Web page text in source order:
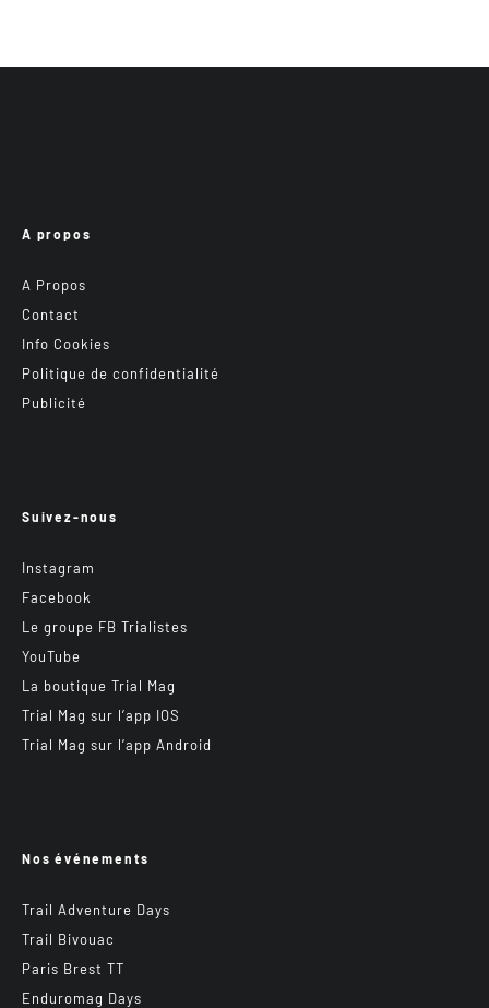
A propos
A Propos
Contact
Info Cookies
Politique de confidentialité
Publicité
Suivez-nous
Instagram
Facebook
Le groupe FB Trialistes
YouTube
La boutique Trial Mag
Trial Mag sur l’app IOS
Trial Mag sur l’app Android
Nos événements
Trail Adventure Days
Trail Bivouac
Paris Brest TT
Enduromag Days